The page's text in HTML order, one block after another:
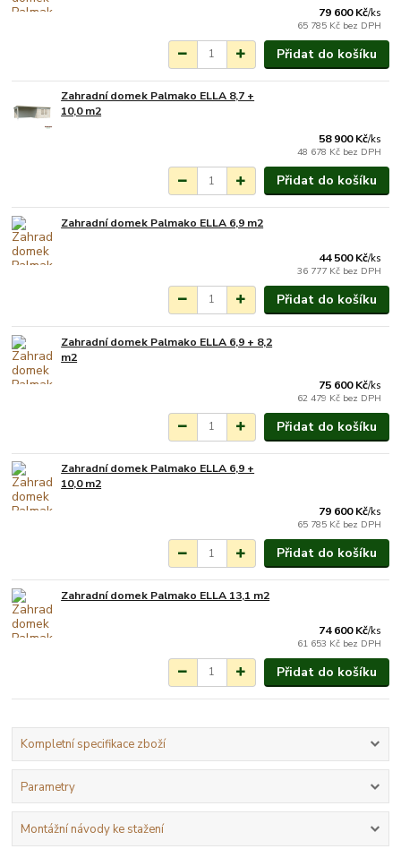
79 600 Kč/ks
65 785 Kč bez DPH
Přidat do košíku
Zahradní domek Palmako ELLA 8,7 +
10,0 m2
58 900 Kč/ks
48 678 Kč bez DPH
Přidat do košíku
Zahradní domek Palmako ELLA 6,9 m2
44 500 Kč/ks
36 777 Kč bez DPH
Přidat do košíku
Zahradní domek Palmako ELLA 6,9 + 8,2
m2
75 600 Kč/ks
62 479 Kč bez DPH
Přidat do košíku
Zahradní domek Palmako ELLA 6,9 +
10,0 m2
79 600 Kč/ks
65 785 Kč bez DPH
Přidat do košíku
Zahradní domek Palmako ELLA 13,1 m2
74 600 Kč/ks
61 653 Kč bez DPH
Přidat do košíku
Kompletní specifikace zboží
Parametry
Montážní návody ke stažení